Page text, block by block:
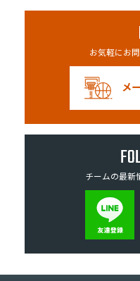
お気軽にお
メ
チームの最新